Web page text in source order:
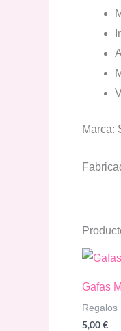
Marca:
Gafas
Regalos
5,00€